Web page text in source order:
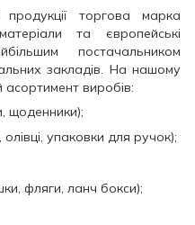
торгова марка
та європейські
постачальником
закладів. На нашому
асортимент виробів:
щоденники);
упаковки для ручок);
фляги, ланч бокси);